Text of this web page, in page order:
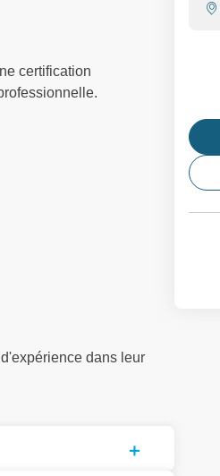
certification
dans leur